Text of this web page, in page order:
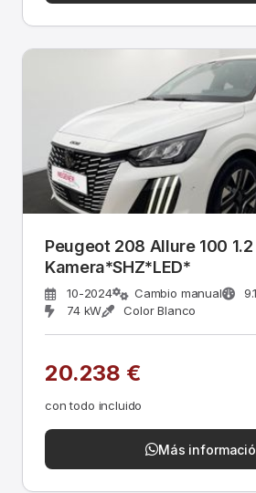
Peugeot 208 Allure 100
Kamera*SHZ*LED*
10-2024 Cambio manual
74 kW
Color Blanco
20.238 €
con todo incluido
Más